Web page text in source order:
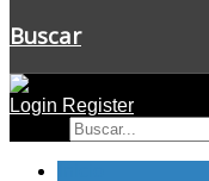
Buscar
Login Register